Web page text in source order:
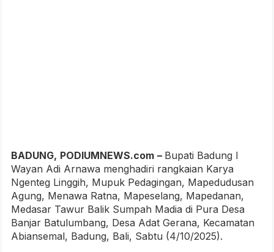
BADUNG, PODIUMNEWS.com – Bupati Badung I
Wayan Adi Arnawa menghadiri rangkaian Karya
Ngenteg Linggih, Mupuk Pedagingan, Mapedudusan
Agung, Menawa Ratna, Mapeselang, Mapedanan,
Medasar Tawur Balik Sumpah Madia di Pura Desa
Banjar Batulumbang, Desa Adat Gerana, Kecamatan
Abiansemal, Badung, Bali, Sabtu (4/10/2025).